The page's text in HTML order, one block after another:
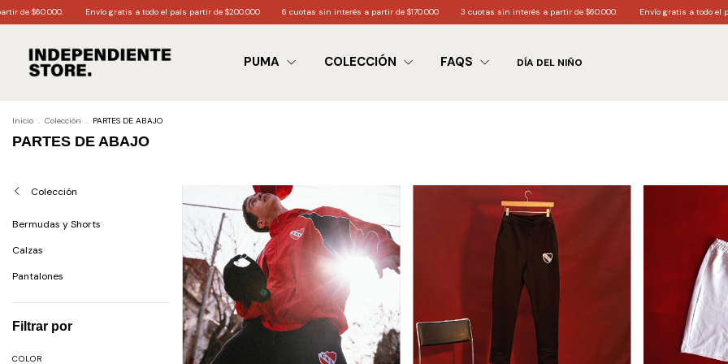
de $200.000 6 cuotas sin interés a partir de $170.000 3 cuotas sin interés a partir de $60.000. Envío gratis a todo el país partir de $200.000 6 cuotas sin
PUMA COLECCIÓN FAQS DÍA DEL NIÑO
Inicio . Colección . PARTES DE ABAJO
PARTES DE ABAJO
Colección
Bermudas y Shorts
Calzas
Pantalones
Filtrar por
COLOR